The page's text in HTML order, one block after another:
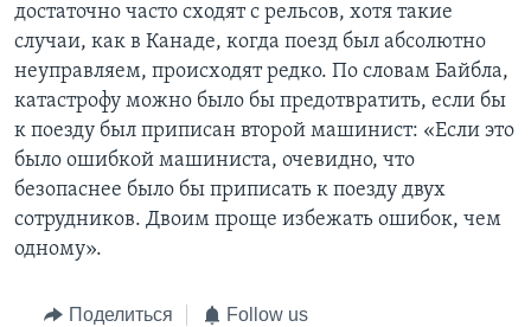
достаточно часто сходят с рельсов, хотя такие
случаи, как в Канаде, когда поезд был абсолютно
неуправляем, происходят редко. По словам Байбла,
катастрофу можно было бы предотвратить, если бы
к поезду был приписан второй машинист: «Если это
было ошибкой машиниста, очевидно, что
безопаснее было бы приписать к поезду двух
сотрудников. Двоим проще избежать ошибок, чем
одному».
Поделиться Follow us